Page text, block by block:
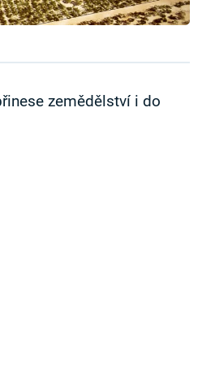
zemědělství i do